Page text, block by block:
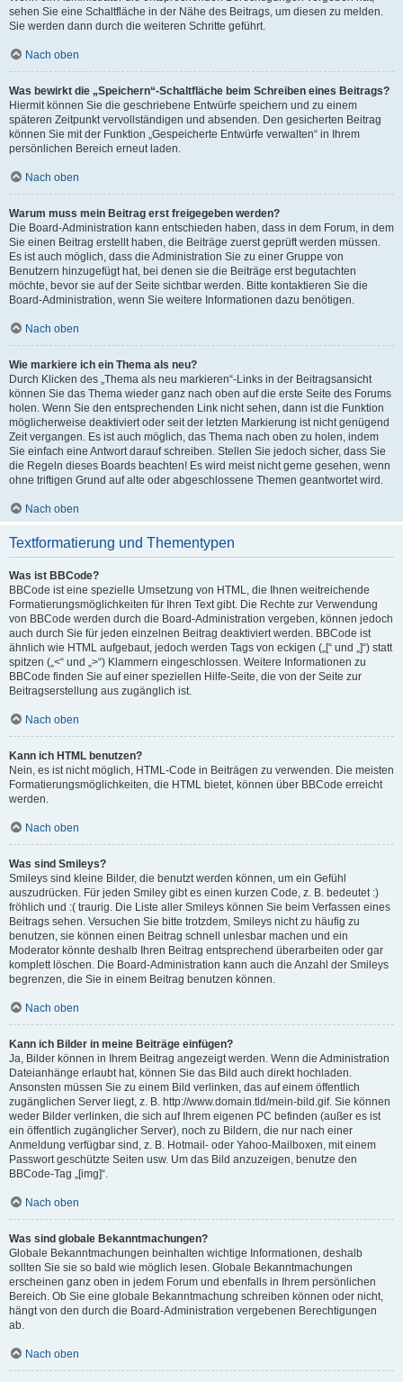
sehen Sie eine Schaltfläche in der Nähe des Beitrags, um diesen zu melden.
Sie werden dann durch die weiteren Schritte geführt.
Nach oben
Was bewirkt die „Speichern“-Schaltfläche beim Schreiben eines Beitrags?
Hiermit können Sie die geschriebene Entwürfe speichern und zu einem
späteren Zeitpunkt vervollständigen und absenden. Den gesicherten Beitrag
können Sie mit der Funktion „Gespeicherte Entwürfe verwalten“ in Ihrem
persönlichen Bereich erneut laden.
Nach oben
Warum muss mein Beitrag erst freigegeben werden?
Die Board-Administration kann entschieden haben, dass in dem Forum, in dem
Sie einen Beitrag erstellt haben, die Beiträge zuerst geprüft werden müssen.
Es ist auch möglich, dass die Administration Sie zu einer Gruppe von
Benutzern hinzugefügt hat, bei denen sie die Beiträge erst begutachten
möchte, bevor sie auf der Seite sichtbar werden. Bitte kontaktieren Sie die
Board-Administration, wenn Sie weitere Informationen dazu benötigen.
Nach oben
Wie markiere ich ein Thema als neu?
Durch Klicken des „Thema als neu markieren“-Links in der Beitragsansicht
können Sie das Thema wieder ganz nach oben auf die erste Seite des Forums
holen. Wenn Sie den entsprechenden Link nicht sehen, dann ist die Funktion
möglicherweise deaktiviert oder seit der letzten Markierung ist nicht genügend
Zeit vergangen. Es ist auch möglich, das Thema nach oben zu holen, indem
Sie einfach eine Antwort darauf schreiben. Stellen Sie jedoch sicher, dass Sie
die Regeln dieses Boards beachten! Es wird meist nicht gerne gesehen, wenn
ohne triftigen Grund auf alte oder abgeschlossene Themen geantwortet wird.
Nach oben
Textformatierung und Thementypen
Was ist BBCode?
BBCode ist eine spezielle Umsetzung von HTML, die Ihnen weitreichende
Formatierungsmöglichkeiten für Ihren Text gibt. Die Rechte zur Verwendung
von BBCode werden durch die Board-Administration vergeben, können jedoch
auch durch Sie für jeden einzelnen Beitrag deaktiviert werden. BBCode ist
ähnlich wie HTML aufgebaut, jedoch werden Tags von eckigen („[“ und „]“) statt
spitzen („<“ und „>“) Klammern eingeschlossen. Weitere Informationen zu
BBCode finden Sie auf einer speziellen Hilfe-Seite, die von der Seite zur
Beitragserstellung aus zugänglich ist.
Nach oben
Kann ich HTML benutzen?
Nein, es ist nicht möglich, HTML-Code in Beiträgen zu verwenden. Die meisten
Formatierungsmöglichkeiten, die HTML bietet, können über BBCode erreicht
werden.
Nach oben
Was sind Smileys?
Smileys sind kleine Bilder, die benutzt werden können, um ein Gefühl
auszudrücken. Für jeden Smiley gibt es einen kurzen Code, z. B. bedeutet :)
fröhlich und :( traurig. Die Liste aller Smileys können Sie beim Verfassen eines
Beitrags sehen. Versuchen Sie bitte trotzdem, Smileys nicht zu häufig zu
benutzen, sie können einen Beitrag schnell unlesbar machen und ein
Moderator könnte deshalb Ihren Beitrag entsprechend überarbeiten oder gar
komplett löschen. Die Board-Administration kann auch die Anzahl der Smileys
begrenzen, die Sie in einem Beitrag benutzen können.
Nach oben
Kann ich Bilder in meine Beiträge einfügen?
Ja, Bilder können in Ihrem Beitrag angezeigt werden. Wenn die Administration
Dateianhänge erlaubt hat, können Sie das Bild auch direkt hochladen.
Ansonsten müssen Sie zu einem Bild verlinken, das auf einem öffentlich
zugänglichen Server liegt, z. B. http://www.domain.tld/mein-bild.gif. Sie können
weder Bilder verlinken, die sich auf Ihrem eigenen PC befinden (außer es ist
ein öffentlich zugänglicher Server), noch zu Bildern, die nur nach einer
Anmeldung verfügbar sind, z. B. Hotmail- oder Yahoo-Mailboxen, mit einem
Passwort geschützte Seiten usw. Um das Bild anzuzeigen, benutze den
BBCode-Tag „[img]“.
Nach oben
Was sind globale Bekanntmachungen?
Globale Bekanntmachungen beinhalten wichtige Informationen, deshalb
sollten Sie sie so bald wie möglich lesen. Globale Bekanntmachungen
erscheinen ganz oben in jedem Forum und ebenfalls in Ihrem persönlichen
Bereich. Ob Sie eine globale Bekanntmachung schreiben können oder nicht,
hängt von den durch die Board-Administration vergebenen Berechtigungen
ab.
Nach oben